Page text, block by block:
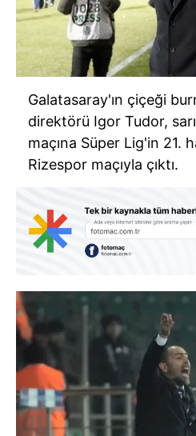
Galatasaray'ın çiçeği
direktörü Igor Tudor,
maçına Süper Lig'in 21.
Rizespor maçıyla çıktı.